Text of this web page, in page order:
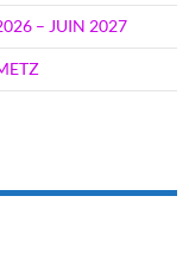
– JUIN 2027